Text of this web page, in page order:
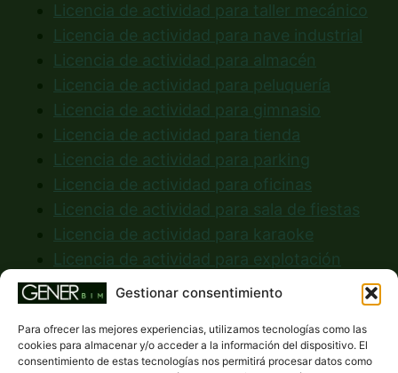
Gestionar consentimiento
Para ofrecer las mejores experiencias, utilizamos tecnologías como las
cookies para almacenar y/o acceder a la información del dispositivo. El
consentimiento de estas tecnologías nos permitirá procesar datos como
Licencia de actividad para taller mecánico
Licencia de actividad para nave industrial
Licencia de actividad para almacén
Licencia de actividad para peluquería
Licencia de actividad para gimnasio
Licencia de actividad para tienda
Licencia de actividad para parking
Licencia de actividad para oficinas
Licencia de actividad para sala de fiestas
Licencia de actividad para karaoke
Licencia de actividad para explotación
ganadera
Licencia de actividad para discoteca